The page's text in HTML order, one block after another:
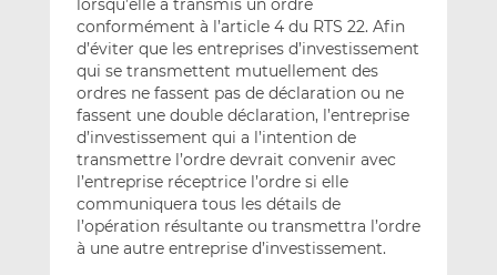
lorsqu’elle a transmis un ordre
conformément à l’article 4 du RTS 22. Afin
d’éviter que les entreprises d’investissement
qui se transmettent mutuellement des
ordres ne fassent pas de déclaration ou ne
fassent une double déclaration, l’entreprise
d’investissement qui a l’intention de
transmettre l’ordre devrait convenir avec
l’entreprise réceptrice l’ordre si elle
communiquera tous les détails de
l’opération résultante ou transmettra l’ordre
à une autre entreprise d’investissement.